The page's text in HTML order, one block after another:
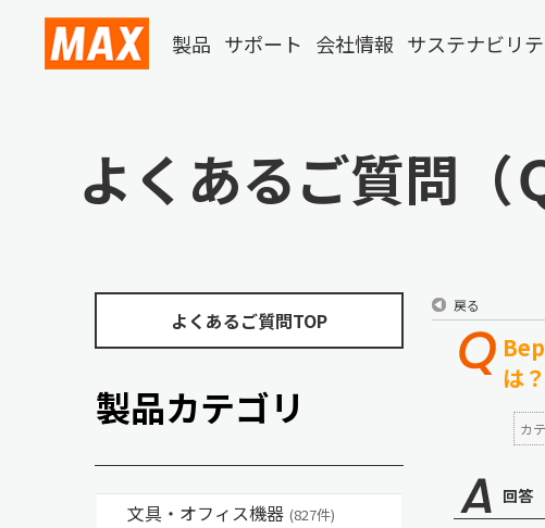
製品 サポート 会社情報 サステナビリテ
よくあるご質問（
よくあるご質問TOP
製品カテゴリ
文具・オフィス機器 (827件)
戻る
は？
カ
回答